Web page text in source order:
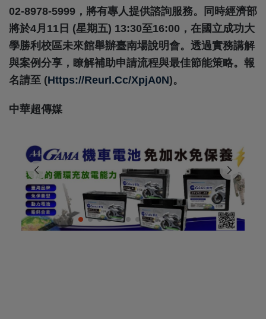
02-8978-5999 ，將有專人提供諮詢服務。同時經濟部
將於4月 11 日 (星期五) 13:30至16:00 ，在國立成功大
學勝利校區未來館舉辦臺南場說明會。透過實務講解
與案例分享，瞭解補助申請流程與最佳節能策略。報
名請至 (Https://reurl.cc/xpjA0N)。
中華超傳媒